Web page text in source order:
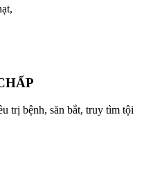
trị bệnh, săn bắt, truy tìm tội